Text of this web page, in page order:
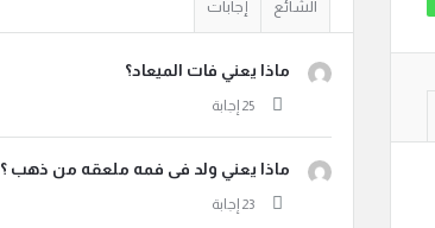
الشائع إجابات
ماذا يعني فات الميعاد؟
‏‫25 إجابة
ماذا يعني ولد فى فمه ملعقه من ذهب ؟
‏‫23 إجابة